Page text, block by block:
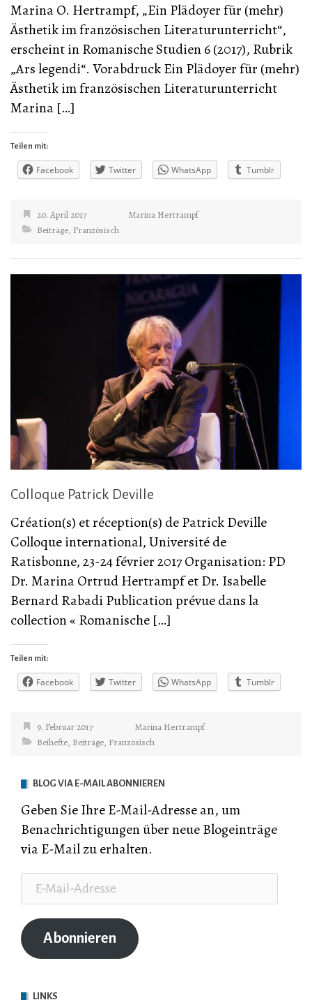
Marina O. Hertrampf, „Ein Plädoyer für (mehr)
Ästhetik im französischen Literaturunterricht“,
erscheint in Romanische Studien 6 (2017), Rubrik
„Ars legendi“. Vorabdruck Ein Plädoyer für (mehr)
Ästhetik im französischen Literaturunterricht
Marina […]
Teilen mit:
Facebook Twitter WhatsApp Tumblr
20. April 2017
Marina Hertrampf
Beiträge, Französisch
Colloque Patrick Deville
Création(s) et réception(s) de Patrick Deville
Colloque international, Université de
Ratisbonne, 23-24 février 2017 Organisation: PD
Dr. Marina Ortrud Hertrampf et Dr. Isabelle
Bernard Rabadi Publication prévue dans la
collection « Romanische […]
Teilen mit:
Facebook Twitter WhatsApp Tumblr
9. Februar 2017
Marina Hertrampf
Beihefte, Beiträge, Französisch
BLOG VIA E-MAIL ABONNIEREN
Geben Sie Ihre E-Mail-Adresse an, um
Benachrichtigungen über neue Blogeinträge
via E-Mail zu erhalten.
Mail-
Adresse
Abonnieren
LINKS